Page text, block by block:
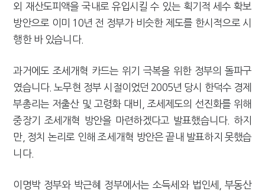
외 재산도피액을 국내로 유입시킬 수 있는 획기적 세수 확보
방안으로 이미 10년 전 정부가 비슷한 제도를 한시적으로 시
행한 바 있습니다.
과거에도 조세개혁 카드는 위기 극복을 위한 정부의 돌파구
였습니다. 노무현 정부 시절이었던 2005년 당시 한덕수 경제
부총리는 저출산 및 고령화 대비, 조세제도의 선진화를 위해
중장기 조세개혁 방안을 마련하겠다고 발표했습니다. 하지
만, 정치 논리로 인해 조세개혁 방안은 끝내 발표하지 못했습
니다.
이명박 정부와 박근혜 정부에서는 소득세와 법인세, 부동산